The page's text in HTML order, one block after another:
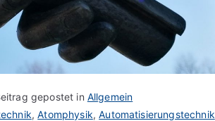
gepostet in Allgemein
,Atomphysik,Automatisierungstechnik